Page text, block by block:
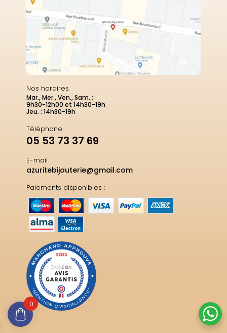
Nos horaires
Mar., Mer., Ven., Sam. :
9h30-12h00 et 14h30-19h
Jeu. : 14h30-19h
Téléphone
05 53 73 37 69
E-mail
azuritebijouterie@gmail.com
Paiements disponibles :
0